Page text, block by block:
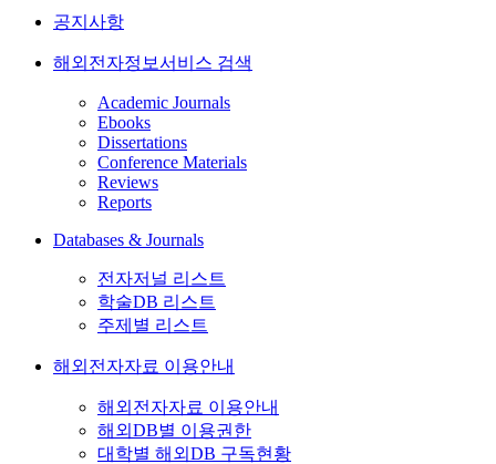
공지사항
해외전자정보서비스 검색
Academic Journals
Ebooks
Dissertations
Conference Materials
Reviews
Reports
Databases & Journals
전자저널 리스트
학술DB 리스트
주제별 리스트
해외전자자료 이용안내
해외전자자료 이용안내
해외DB별 이용권한
대학별 해외DB 구독현황